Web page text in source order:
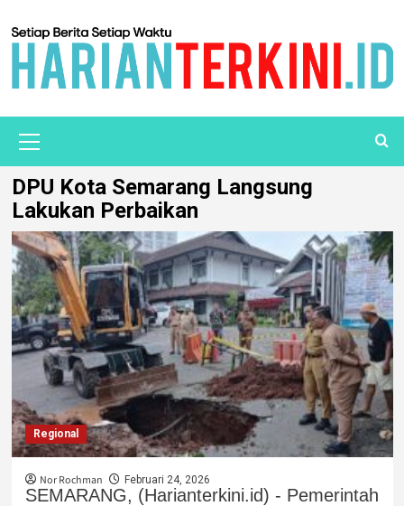
DPU Kota Semarang Langsung
Lakukan Perbaikan
Regional
Nor Rochman Februari 24, 2026
SEMARANG, (Harianterkini.id) - Pemerintah